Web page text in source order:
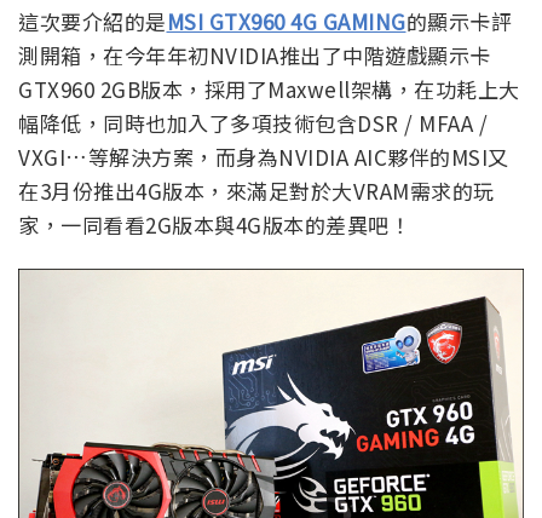
這次要介紹的是MSI GTX960 4G GAMING的顯示卡評
測開箱，在今年年初NVIDIA推出了中階遊戲顯示卡
GTX960 2GB版本，採用了Maxwell架構，在功耗上大
幅降低，同時也加入了多項技術包含DSR / MFAA /
VXGI…等解決方案，而身為NVIDIA AIC夥伴的MSI又
在3月份推出4G版本，來滿足對於大VRAM需求的玩
家，一同看看2G版本與4G版本的差異吧！